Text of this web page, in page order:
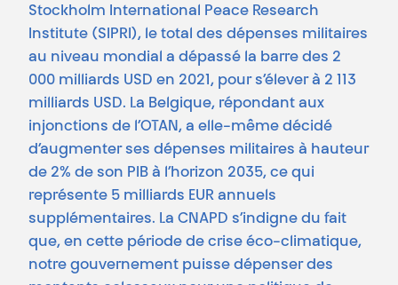
Stockholm International Peace Research
Institute (SIPRI), le total des dépenses militaires
au niveau mondial a dépassé la barre des 2
000 milliards USD en 2021, pour s’élever à 2 113
milliards USD. La Belgique, répondant aux
injonctions de l’OTAN, a elle-même décidé
d’augmenter ses dépenses militaires à hauteur
de 2% de son PIB à l’horizon 2035, ce qui
représente 5 milliards EUR annuels
supplémentaires. La CNAPD s’indigne du fait
que, en cette période de crise éco-climatique,
notre gouvernement puisse dépenser des